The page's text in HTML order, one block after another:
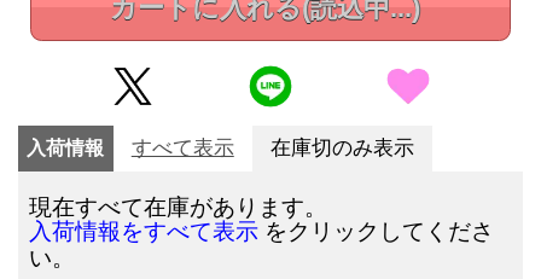
カートに入れる(読込中...)
入荷情報 すべて表示 在庫切のみ表示
現在すべて在庫があります。
入荷情報をすべて表示 をクリックしてくださ
い。